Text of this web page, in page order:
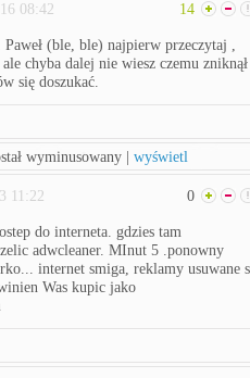
08:42 14
(ble, ble) najpierw przeczytaj ,
chyba dalej nie wiesz czemu
się doszukać.
wyminusowany | wyświetl
11:22 0
do interneta. gdzies tam
adwcleaner. MInut 5 .ponowny
internet smiga, reklamy usuwane
Was kupic jako